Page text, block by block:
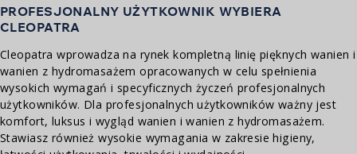
PROFESJONALNY UŻYTKOWNIK WYBIERA
CLEOPATRA
Cleopatra wprowadza na rynek kompletną linię pięknych wanien i
wanien z hydromasażem opracowanych w celu spełnienia
wysokich wymagań i specyficznych życzeń profesjonalnych
użytkowników. Dla profesjonalnych użytkowników ważny jest
komfort, luksus i wygląd wanien i wanien z hydromasażem.
Stawiasz również wysokie wymagania w zakresie higieny,